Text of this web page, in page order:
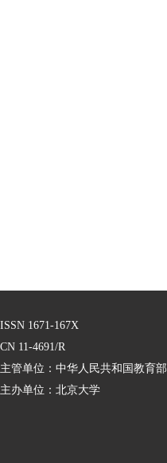
ISSN 1671-167X
CN 11-4691/R
主管单位：中华人民共和国教育部
主办单位：北京大学